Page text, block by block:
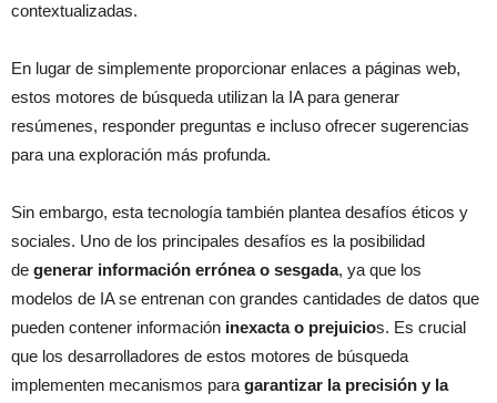
contextualizadas.
En lugar de simplemente proporcionar enlaces a páginas web,
estos motores de búsqueda utilizan la IA para generar
resúmenes, responder preguntas e incluso ofrecer sugerencias
para una exploración más profunda.
Sin embargo, esta tecnología también plantea desafíos éticos y
sociales. Uno de los principales desafíos es la posibilidad
de generar información errónea o sesgada, ya que los
modelos de IA se entrenan con grandes cantidades de datos que
pueden contener información inexacta o prejuicios. Es crucial
que los desarrolladores de estos motores de búsqueda
implementen mecanismos para garantizar la precisión y la